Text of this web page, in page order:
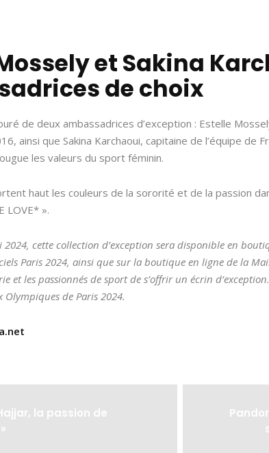
et Sakina
de choix
de deux ambassadrices d’exception : Estelle
ainsi que Sakina Karchaoui, capitaine de l’équipe de
les valeurs du sport féminin.
haut les couleurs de la sororité et de la passion
LOVE* ».
cette collection d’exception sera disponible en
Paris 2024, ainsi que sur la boutique en ligne de la
et les passionnés de sport de s’offrir un écrin
Olympiques de Paris 2024.
la passion de